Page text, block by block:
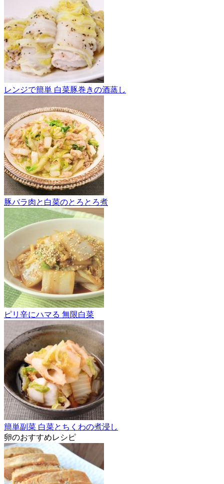
レンジで簡単 白菜豚巻きの酒蒸し
豚バラ肉と白菜のとろとろ煮
ピリ辛にハマる 無限白菜
簡単副菜 白菜とちくわの煮浸し
卵のおすすめレシピ